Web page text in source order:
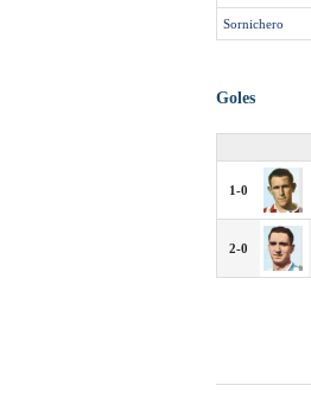
Sornichero
Goles
1-0
2-0